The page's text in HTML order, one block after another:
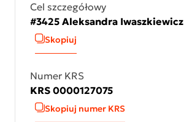
Cel szczegółowy
#3425 Aleksandra Iwaszkiewicz
Skopiuj
Numer KRS
KRS 0000127075
Skopiuj numer KRS